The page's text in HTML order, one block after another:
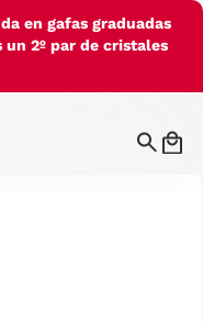
en gafas graduadas
2º par de cristales